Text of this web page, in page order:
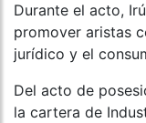
Durante el acto,
promover aristas
jurídico y el
Del acto de
la cartera de